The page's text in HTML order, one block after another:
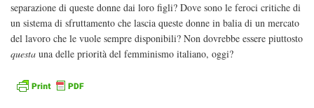
separazione di queste donne dai loro figli? Dove sono le feroci critiche di
un sistema di sfruttamento che lascia queste donne in balia di un mercato
del lavoro che le vuole sempre disponibili? Non dovrebbe essere piuttosto
questa una delle priorità del femminismo italiano, oggi?